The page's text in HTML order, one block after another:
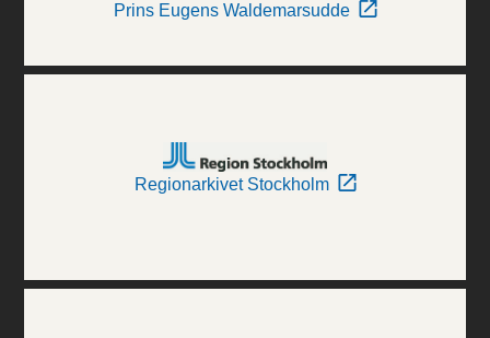
Prins Eugens Waldemarsudde
Regionarkivet Stockholm